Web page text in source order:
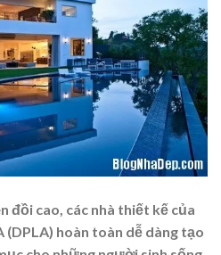
đồi cao, các nhà thiết kế của
hoàn toàn dễ dàng tạo